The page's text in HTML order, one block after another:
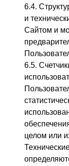
6.4.
и
Сайтом и
6.5.
целом или